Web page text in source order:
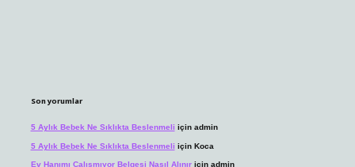
Son yorumlar
5 Aylık Bebek Ne Sıklıkta Beslenmeli için admin
5 Aylık Bebek Ne Sıklıkta Beslenmeli için Koca
Ev Hanımı Çalışmıyor Belgesi Nasıl Alınıriçin admin